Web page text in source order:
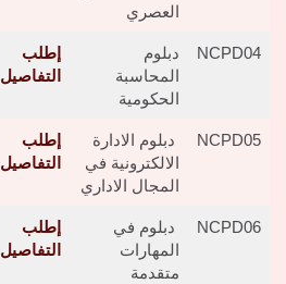
العصري
NCPD04
دبلوم
المحاسبة
الحكومية
إطلب
التفاصيل
NCPD05
دبلوم الادارة
الالكترونية في
المجال الاداري
إطلب
التفاصيل
NCPD06
دبلوم في
المهارات
متقدمة
إطلب
التفاصيل